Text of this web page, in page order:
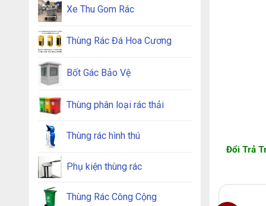
Xe Thu Gom Rác
Thùng Rác Đá Hoa Cương
Bốt Gác Bảo Vệ
Thùng phân loại rác thải
Thùng rác hình thú
Phụ kiện thùng rác
Thùng Rác Công Cộng
Đổi Trả